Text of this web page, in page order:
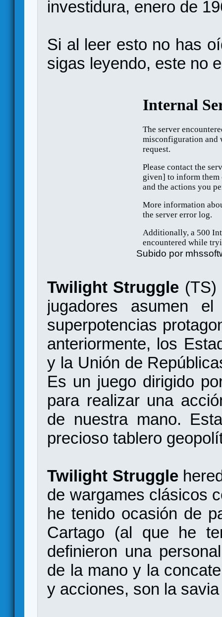
investidura, enero de
Si al leer esto no has
sigas leyendo, este no
Subido por
Twilight Struggle (TS)
jugadores asumen
superpotencias
anteriormente, los
y la Unión de
Es un juego dirigido
para realizar una
de nuestra mano.
precioso tablero
Twilight Struggle
de wargames clásicos
he tenido ocasión de
Cartago (al que he
definieron una
de la mano y la
y acciones, son la